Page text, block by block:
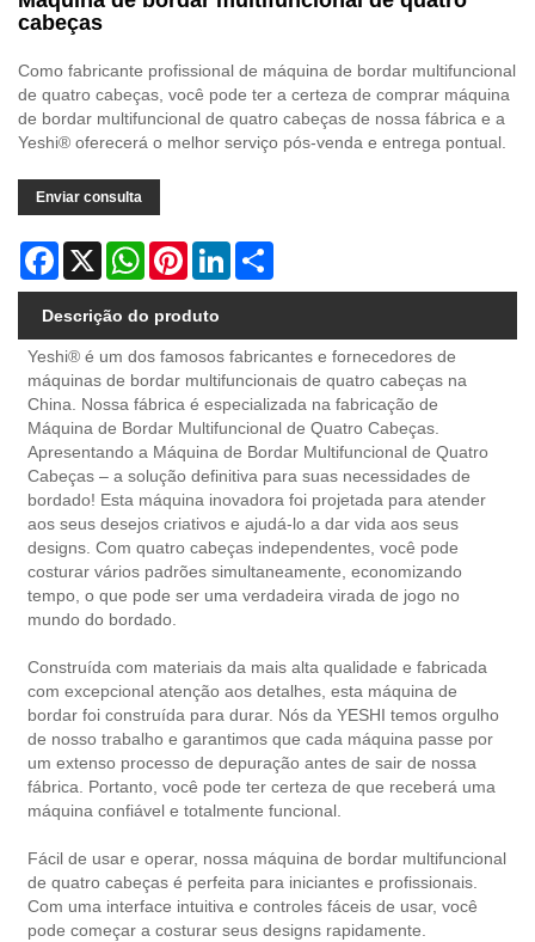
cabeças
Como fabricante profissional de máquina de bordar multifuncional
de quatro cabeças, você pode ter a certeza de comprar máquina
de bordar multifuncional de quatro cabeças de nossa fábrica e a
Yeshi® oferecerá o melhor serviço pós-venda e entrega pontual.
Enviar consulta
Facebook
X WhatsAppPinterestLinkedIn
Descrição do produto
Yeshi® é um dos famosos fabricantes e fornecedores de
máquinas de bordar multifuncionais de quatro cabeças na
China. Nossa fábrica é especializada na fabricação de
Máquina de Bordar Multifuncional de Quatro Cabeças.
Apresentando a Máquina de Bordar Multifuncional de Quatro
Cabeças – a solução definitiva para suas necessidades de
bordado! Esta máquina inovadora foi projetada para atender
aos seus desejos criativos e ajudá-lo a dar vida aos seus
designs. Com quatro cabeças independentes, você pode
costurar vários padrões simultaneamente, economizando
tempo, o que pode ser uma verdadeira virada de jogo no
mundo do bordado.
Construída com materiais da mais alta qualidade e fabricada
com excepcional atenção aos detalhes, esta máquina de
bordar foi construída para durar. Nós da YESHI temos orgulho
de nosso trabalho e garantimos que cada máquina passe por
um extenso processo de depuração antes de sair de nossa
fábrica. Portanto, você pode ter certeza de que receberá uma
máquina confiável e totalmente funcional.
Fácil de usar e operar, nossa máquina de bordar multifuncional
de quatro cabeças é perfeita para iniciantes e profissionais.
Com uma interface intuitiva e controles fáceis de usar, você
pode começar a costurar seus designs rapidamente.